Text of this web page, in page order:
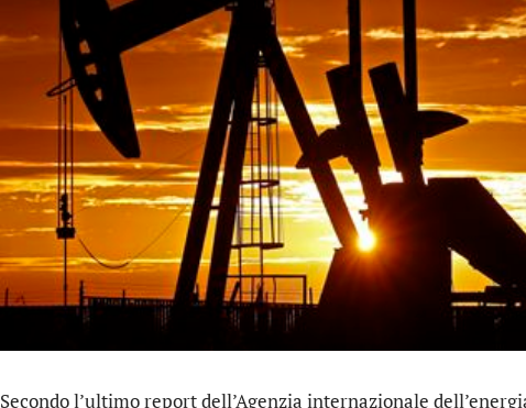
l’ultimo report dell’Agenzia internazionale